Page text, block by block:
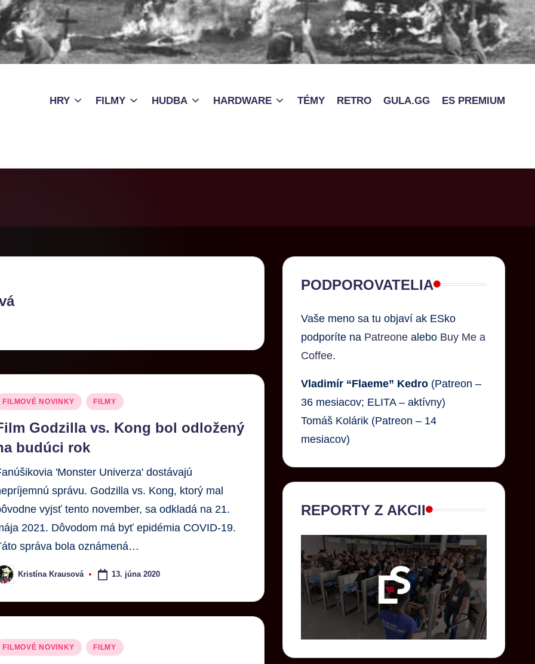
HRY FILMY HUDBA HARDWARE TÉMY RETRO GULA.GG ES PREMIUM
FILMOVÉ NOVINKY FILMY
Godzilla vs. Kong bol odložený
budúci rok
'Monster Univerza' dostávajú
správu. Godzilla vs. Kong, ktorý mal
vyjsť tento november, sa odkladá na 21.
2021. Dôvodom má byť epidémia COVID-19.
správa bola oznámená…
Kristína Krausová 13. júna 2020
FILMOVÉ NOVINKY FILMY
PODPOROVATELIA
Vaše meno sa tu objaví ak ESko
podporíte na Patreonealebo Buy Me a
Coffee.
Vladimír “Flaeme” Kedro(Patreon –
36 mesiacov; ELITA – aktívny)
Tomáš Kolárik (Patreon – 14
mesiacov)
REPORTY Z AKCII